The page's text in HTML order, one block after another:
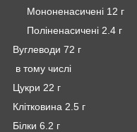
Мононенасичені 12 г
Поліненасичені 2.4 г
Вуглеводи 72 г
в тому числі
Цукри 22 г
Клітковина 2.5 г
Білки 6.2 г